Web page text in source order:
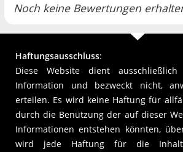
Noch keine Bewertungen
Haftungsausschluss:
Diese Website dient
Information und bezweckt nicht,
erteilen. Es wird keine Haftung für
durch die Benützung der auf dieser
Informationen entstehen könnten,
wird jede Haftung für die